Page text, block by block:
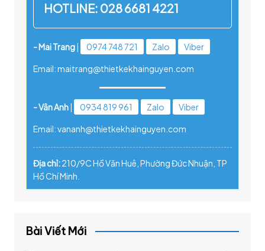
HOTLINE: 028 6681 4221
- Mai Trang| 0974 748 721 Zalo Viber
Email: maitrang@thietkekhainguyen.com
- Vân Anh| 0934 819 961 Zalo Viber
Email: vananh@thietkekhainguyen.com
Địa chỉ:210/9C Hồ Văn Huê, Phường Đức Nhuận, TP
Hồ Chí Minh.
Bài Viết Mới